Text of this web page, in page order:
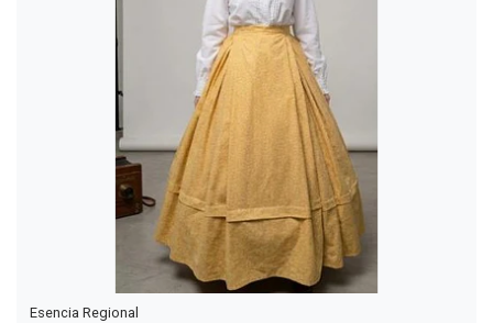
Esencia Regional